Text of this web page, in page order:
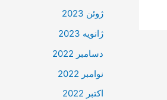
ژوئن 2023
ژانویه 2023
دسامبر 2022
نوامبر 2022
اکتبر 2022